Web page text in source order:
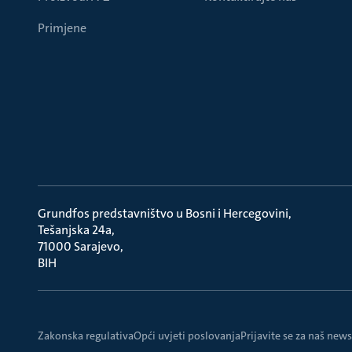
Primjene
Grundfos predstavništvo u Bosni i Hercegovini
Tešanjska 24a
71000 Sarajevo
BIH
Zakonska regulativaOpći uvjeti poslovanjaPrijavite se za naš